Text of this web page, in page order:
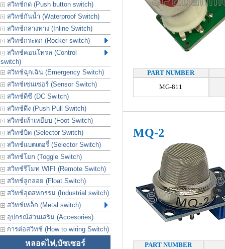
สวิทช์กด (Push button switch)
สวิทช์กันน้ำ (Waterproof Switch)
สวิทช์กลางทาง (Inline Switch)
สวิทช์กระดก (Rocker switch)
สวิทช์คอนโทรล (Control
switch)
สวิทช์ฉุกเฉิน (Emergency Switch)
สวิทช์เซนเซอร์ (Sensor Switch)
สวิทช์ดีซี (DC Switch)
สวิทช์ดึง (Push Pull Switch)
สวิทช์เท้าเหยียบ (Foot Switch)
สวิทช์บิด (Selector Switch)
สวิทช์แบตเตอรี่ (Selector Switch)
สวิทช์โยก (Toggle Switch)
สวิทช์รีโมท WIFI (Remote Switch)
สวิทช์ลูกลอย (Float Switch)
สวิทช์อุตสหกรรม (Industrial switch)
สวิทช์เหล็ก (Metal switch)
อุปกรณ์ส่วนเสริม (Accesories)
การต่อสวิทช์ (How to wiring Switch)
หลอดไฟ,บัซเซอร์
PART NUMBER
MG-811
MQ-2
PART NUMBER